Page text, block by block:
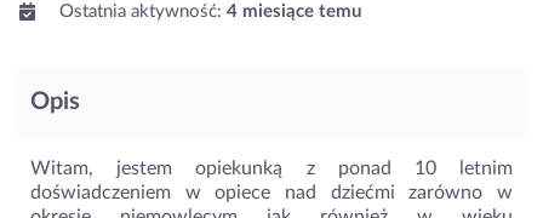
Ostatnia aktywność: 4 miesiące temu
Opis
Witam, jestem opiekunką z ponad 10 letnim
doświadczeniem w opiece nad dziećmi zarówno w